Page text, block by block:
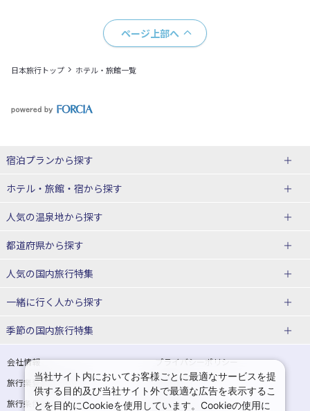
ページ上部へ
日本旅行トップ ホテル・旅館一覧
宿泊プランから探す
北海道
東北
青森県
宮城県
山形県
関東
埼玉県 千葉県
ホテル・旅館・宿から探す
北海道ホテル・旅館
青森県ホテル・旅館
宮城県ホテル・旅館
山形県ホテル・旅館
東京都ホテル・旅館 神奈川県ホテル・旅館
人気の温泉地から探す
北海道
湯の川温泉(北海道)
十勝川温泉(北海道)
洞爺湖温泉(北海道)
層雲峡温泉(北海道)
東北
都道府県から探す
北海道旅行・ツアー
東北
青森旅行・ツアー 岩手旅行・ツアー
宮城旅行・ツアー 秋田旅行・ツアー
人気の国内旅行特集
東京ディズニーリゾート®への旅
ユニバーサル・スタジオ・ジャパ
一緒に行く人から探す
一人旅 国内版
カップル・夫婦旅行 国内版 女子旅 国内版
卒業旅行・学生旅行 国内版
季節の国内旅行特集
桜・お花見特集
ゴールデンウィーク（GW）の国内
旅行
夏休み・お盆の国内旅行 7月の国内旅行
会社情報
プライバシーポリシー
旅行業登録票・約款
規約集
旅行条件書
商標について
当社サイト内においてお客様ごとに最適なサービスを提
供する目的及び当社サイト外で最適な広告を表示するこ
とを目的にCookieを使用しています。Cookieの使用に